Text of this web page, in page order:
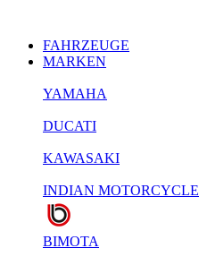
FAHRZEUGE
MARKEN
YAMAHA
DUCATI
KAWASAKI
INDIAN MOTORCYCLE
BIMOTA